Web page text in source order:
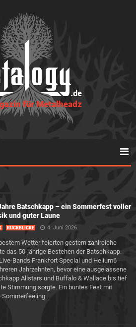
Batschkapp – ein Sommerfest voller
und guter Laune
RÜCKBLICKE 4. Juni 2026
Wetter feierten gestern zahlreiche
das 50-jährige Bestehen der Batschkapp.
Bands Frankfort Special und Helium6
Jahrzehnten, bevor eine ausgelassene
Allstars und Buffalo & Wallace bis tief
Stimmung sorgte. Ein buntes Fest mit
Sommerfeeling.